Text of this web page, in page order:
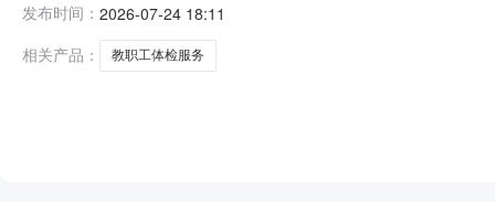
中标信息第1包：供应商名称供应商地址统一社会信用代
发布时间： 2026-07-24 18:11
相关产品：
教职工体检服务